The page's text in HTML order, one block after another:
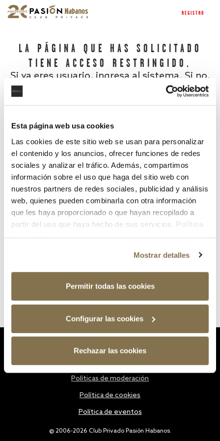
Esta página web usa cookies
Las cookies de este sitio web se usan para personalizar
el contenido y los anuncios, ofrecer funciones de redes
sociales y analizar el tráfico. Además, compartimos
información sobre el uso que haga del sitio web con
nuestros partners de redes sociales, publicidad y análisis
web, quienes pueden combinarla con otra información
que les haya proporcionado o que hayan recopilado a
partir del uso que haya hecho de sus servicios. Política
Mostrar detalles
Permitir todas las cookies
Configurar las cookies
Rechazar las cookies
REGISTRO
LA PÁGINA QUE HAS SOLICITADO
TIENE ACCESO RESTRINGIDO.
Si ya eres usuario, ingresa al sistema. Si no,
¿Has olvidado tu contraseña?
@ 2006-2026 Club Privado Pasión Habanos.
Políticas de moderación
Política de cookies
Política de eventos